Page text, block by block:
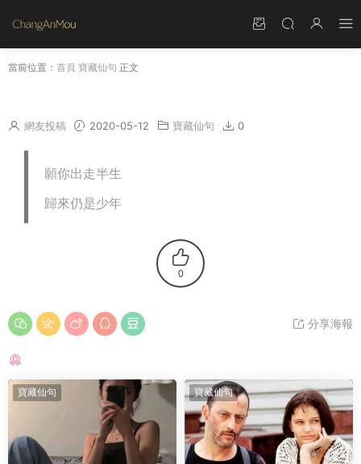
當前位置： 首頁 寶藏仙句 正文
網友投稿 2020-05-12 寶藏仙句 0
願你出走半生
歸來仍是少年
0
分享海報
寶藏仙句 寶藏仙句